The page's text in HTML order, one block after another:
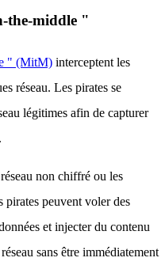
the-middle "
" (MitM) interceptent les
réseau. Les pirates se
légitimes afin de capturer
non chiffré ou les
peuvent voler des
et injecter du contenu
sans être immédiatement